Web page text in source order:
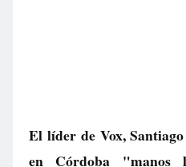
El líder de Vox,
en Córdoba